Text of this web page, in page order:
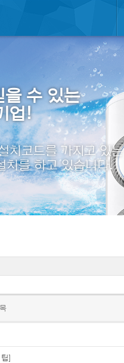
을 수 있는
업!
치코드를 가지고 있는
치를 하고 있습니다.
]